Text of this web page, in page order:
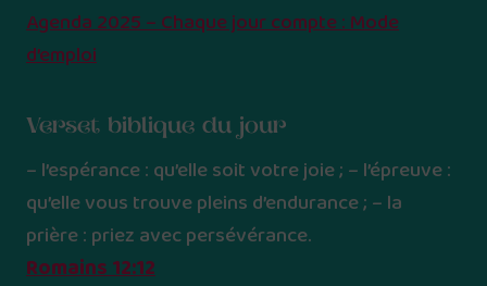
Agenda 2025 – Chaque jour compte : Mode
d’emploi
Verset biblique du jour
– l’espérance : qu’elle soit votre joie ; – l’épreuve :
qu’elle vous trouve pleins d’endurance ; – la
prière : priez avec persévérance.
Romains 12:12